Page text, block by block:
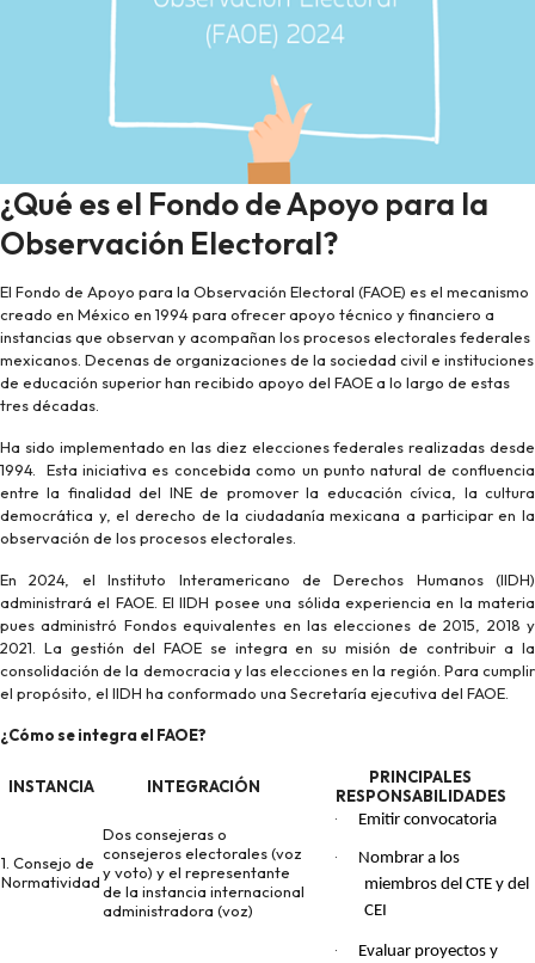
¿Qué es el Fondo de Apoyo para la
Observación Electoral?
El Fondo de Apoyo para la Observación Electoral (FAOE) es el mecanismo
creado en México en 1994 para ofrecer apoyo técnico y financiero a
instancias que observan y acompañan los procesos electorales federales
mexicanos. Decenas de organizaciones de la sociedad civil e instituciones
de educación superior han recibido apoyo del FAOE a lo largo de estas
tres décadas.
Ha sido implementado en las diez elecciones federales realizadas desde
1994. Esta iniciativa es concebida como un punto natural de confluencia
entre la finalidad del INE de promover la educación cívica, la cultura
democrática y, el derecho de la ciudadanía mexicana a participar en la
observación de los procesos electorales.
En 2024, el Instituto Interamericano de Derechos Humanos (IIDH)
administrará el FAOE. El IIDH posee una sólida experiencia en la materia
pues administró Fondos equivalentes en las elecciones de 2015, 2018 y
2021. La gestión del FAOE se integra en su misión de contribuir a la
consolidación de la democracia y las elecciones en la región. Para cumplir
el propósito, el IIDH ha conformado una Secretaría ejecutiva del FAOE.
¿Cómo se integra el FAOE?
INSTANCIA INTEGRACIÓN
PRINCIPALES
RESPONSABILIDADES
1. Consejo de
Normatividad
Dos consejeras o
consejeros electorales (voz
y voto) y el representante
de la instancia internacional
administradora (voz)
· Emitir convocatoria
·
Nombrar a los
miembros del CTE y del
CEI
·
Evaluar proyectos y